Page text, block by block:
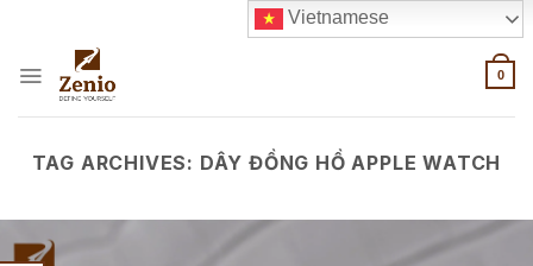
content
0
TAG ARCHIVES: DÂY ĐỒNG HỒ APPLE WATCH
Vietnamese